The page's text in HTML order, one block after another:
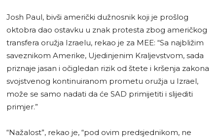
Josh Paul, bivši američki dužnosnik koji je prošlog
oktobra dao ostavku u znak protesta zbog američkog
transfera oružja Izraelu, rekao je za MEE: “Sa najbližim
saveznikom Amerike, Ujedinjenim Kraljevstvom, sada
priznaje jasan i očigledan rizik od štete i kršenja zakona
svojstvenog kontinuiranom prometu oružja u Izrael,
može se samo nadati da će SAD primijetiti i slijediti
primjer.”
“Nažalost”, rekao je, “pod ovim predsjednikom, ne